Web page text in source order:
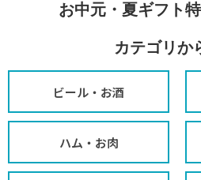
お中元・夏ギフト
カテゴリか
ビール・お酒
ハム・お肉